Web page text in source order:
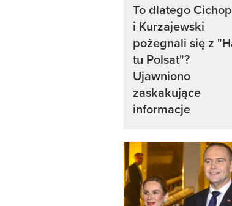
To dlatego
i Kurzajewski
pożegnali się z
tu Polsat"?
Ujawniono
zaskakujące
informacje